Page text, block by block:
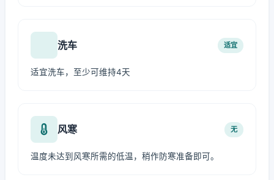
洗车 适宜
适宜洗车，至少可维持4天
风寒 无
温度未达到风寒所需的低温，稍作防寒准备即可。